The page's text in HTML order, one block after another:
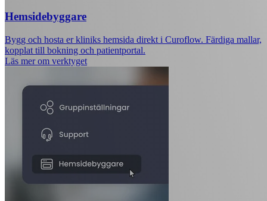
Hemsidebyggare
Bygg och hosta er kliniks hemsida direkt i Curoflow. Färdiga mallar,
kopplat till bokning och patientportal.
Läs mer om verktyget